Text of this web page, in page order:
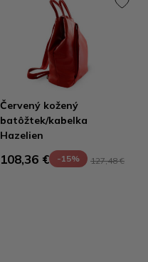
Červený kožený
batôžtek/kabelka
Hazelien
108,36 € -15% 127,48 €